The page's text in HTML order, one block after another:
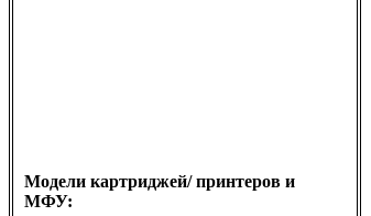
Модели картриджей/ принтеров и
МФУ: